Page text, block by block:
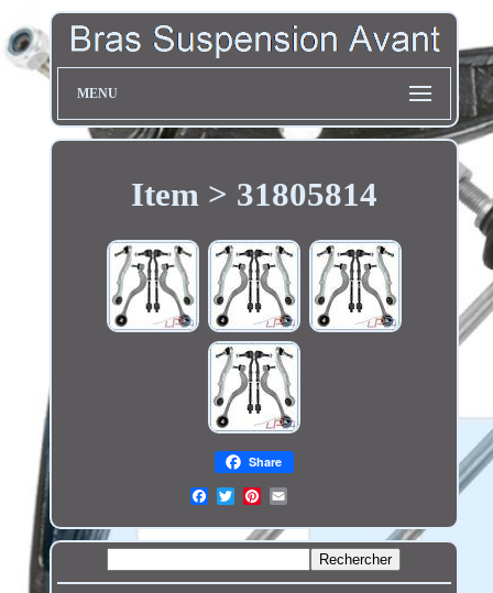
MENU
Item > 31805814
Share